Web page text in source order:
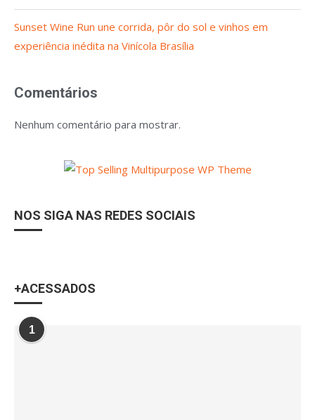
Sunset Wine Run une corrida, pôr do sol e vinhos em
experiência inédita na Vinícola Brasília
Comentários
Nenhum comentário para mostrar.
NOS SIGA NAS REDES SOCIAIS
+ACESSADOS
1